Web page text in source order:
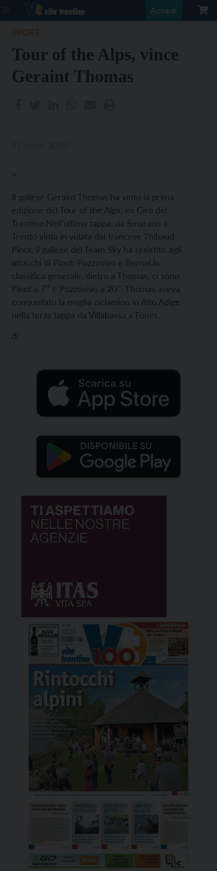
Accedi
Tour of the Alps, vince
Geraint Thomas
>
Il gallese Geraint Thomas ha vinto la prima
edizione del Tour of the Alps, ex Giro del
Trentino.Nell’ultima tappa, da Smarano a
Trento vinta in volata dal francese Thibaud
Pinot, il gallese del Team Sky ha resistito agli
attacchi di Pinot, Pozzovivo e Bernal.In
classifica generale, dietro a Thomas, ci sono
Pinot a 7″ e Pozzovivo a 20″. Thomas aveva
conquistato la maglia ciclamino in Alto Adige
nella terza tappa da Villabassa a Funes.
di